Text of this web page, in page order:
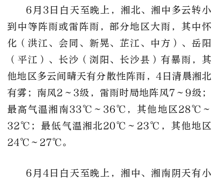
6月3日白天至晚上，湘北、湘中多云转小
到中等阵雨或雷阵雨，部分地区大雨，其中怀
化（洪江、会同、新晃、芷江、中方）、岳阳
（平江）、长沙（浏阳、长沙县）有暴雨，其
他地区多云间晴天有分散性阵雨，4日清晨湘北
有雾；南风2～3级，雷雨时局地阵风7～9级；
最高气温湘南33℃ ～36℃，其他地区28℃ ～
32℃；最低气温湘北20℃ ～23℃，其他地区
24℃ ～27℃。
6月4日白天至晚上，湘中、湘南阴天有小